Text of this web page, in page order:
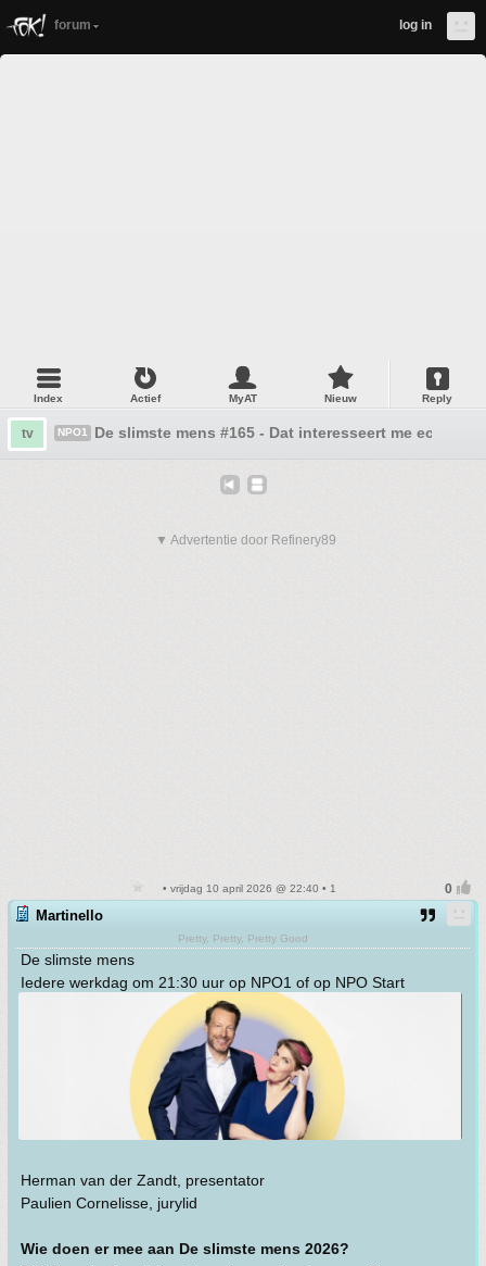
forum log in
Index Actief MyAT Nieuw Reply
tv NPO1 De slimste mens #165 - Dat interesseert me echt
▼ Advertentie door Refinery89
• vrijdag 10 april 2026 @ 22:40 • 1
Martinello
Pretty, Pretty, Pretty Good
De slimste mens
Iedere werkdag om 21:30 uur op NPO1 of op NPO Start
Herman van der Zandt, presentator
Paulien Cornelisse, jurylid
Wie doen er mee aan De slimste mens 2026?